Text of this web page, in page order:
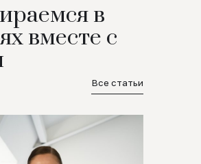
в
вместе с
Все статьи